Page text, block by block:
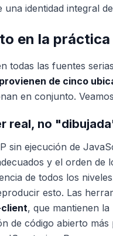
una identidad integral
en la práctica
todas las fuentes
de cinco
en conjunto.
real, no
sin ejecución de
y el orden
de todos los
esto. Las
client, que mantienen
de código abierto más